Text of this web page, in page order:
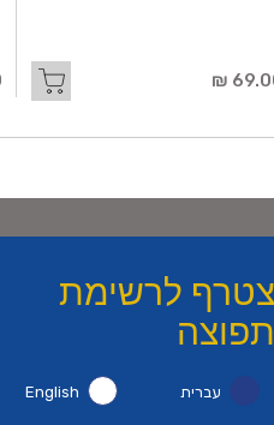
69.00
לרשימת
עברית English